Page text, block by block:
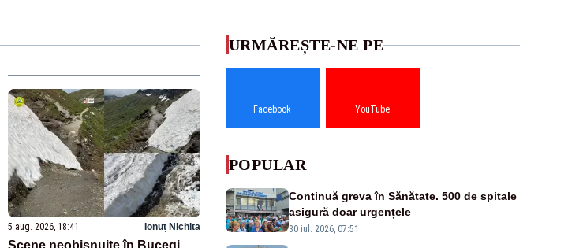
5 aug. 2026, 18:41 Ionuț Nichita
Scene neobișnuite în Bucegi.
URMĂREȘTE-NE PE
Facebook YouTube
POPULAR
Continuă greva în Sănătate. 500 de spitale
asigură doar urgențele
30 iul. 2026, 07:51